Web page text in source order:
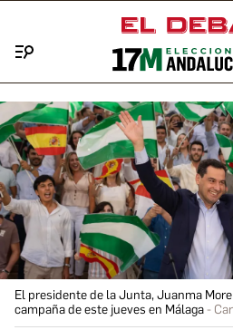
El presidente de la Junta, Juanma
campaña de este jueves en Málaga